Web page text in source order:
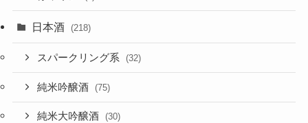
日本酒 (218)
スパークリング系 (32)
純米吟醸酒 (75)
純米大吟醸酒 (30)